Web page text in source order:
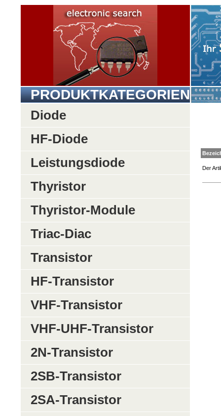
PRODUKTKATEGORIEN
Diode
HF-Diode
Leistungsdiode
Thyristor
Thyristor-Module
Triac-Diac
Transistor
HF-Transistor
VHF-Transistor
VHF-UHF-Transistor
2N-Transistor
2SB-Transistor
2SA-Transistor
Der